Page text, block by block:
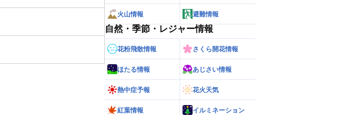
火山情報 避難情報
自然・季節・レジャー情報
花粉飛散情報 さくら開花情報
ほたる情報 あじさい情報
熱中症予報 花火天気
紅葉情報 イルミネーション